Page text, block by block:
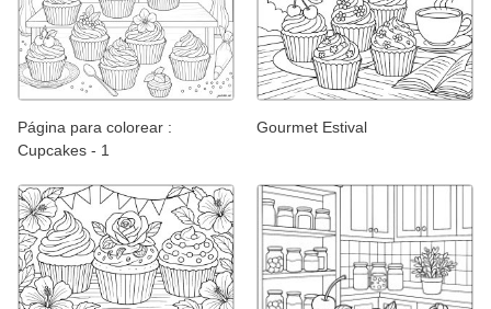
Página para colorear :
Cupcakes - 1
Gourmet Estival